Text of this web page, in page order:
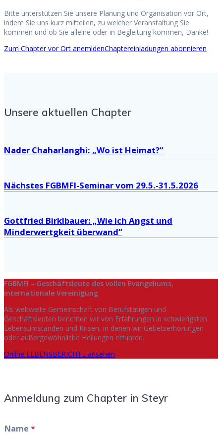
Bitte unterstützen Sie unsere Planung und Organisation vor Ort,
indem Sie uns kurz mitteilen, zu welcher Veranstaltung Sie
kommen und ob Sie alleine oder in Begleitung kommen, Danke!
Zum Chapter vor Ort anemldenChaptereinladungen abonnieren
Unsere aktuellen Chapter
Nader Chaharlanghi: „Wo ist Heimat?“
Nächstes FGBMFI-Seminar vom 29.5.-31.5.2026
Gottfried Birklbauer: „Wie ich Angst und
Minderwertgkeit überwand“
FGBMFI – Geschäftsleute des vollen Evangeliums,
internationale Vereinigung
Als weltweite Gemeinschaft von Berufstätigen und
Geschäftsleuten berichten wir von Erfahrungen in schwierigsten
Lebensumständen und Krisen, in denen wir Gebetserhörungen
oder außergewöhnliche Heilungen erfuhren.
Online LEBENSBERICHTE ansehen
Anmeldung zum Chapter in Steyr
Name *